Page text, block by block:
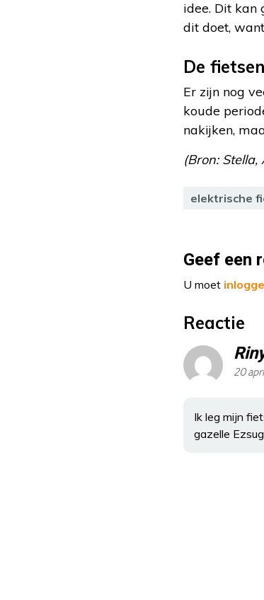
idee. Dit kan
dit doet,
De
Er zijn nog
koude
nakijken,
(Bron:
elektrische
Geef een
U moet
Reactie
20
Ik leg mijn
gazelle